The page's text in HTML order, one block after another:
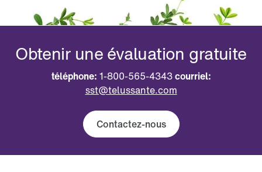
Obtenir une évaluation gratuite
téléphone: 1-800-565-4343courriel:
sst@telussante.com
Contactez-nous